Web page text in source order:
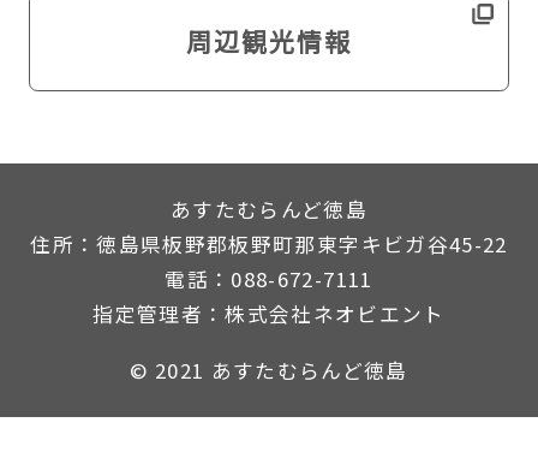
周辺観光情報
あすたむらんど徳島
住所：徳島県板野郡板野町那東字キビガ谷45-22
電話：088-672-7111
指定管理者：株式会社ネオビエント
© 2021 あすたむらんど徳島